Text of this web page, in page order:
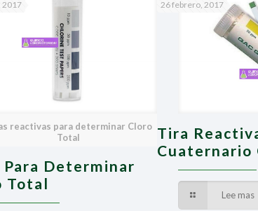
reactivas para determinar Cloro
Total
2017
Para Determinar
Total
26 febrero, 2017
Tira
Cuaternario
Lee mas